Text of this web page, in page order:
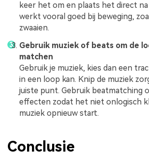
keer het om en plaats het direct
werkt vooral goed bij beweging,
zwaaien.
Gebruik muziek of beats om de
matchen
Gebruik je muziek, kies dan een
in een loop kan. Knip de muziek
juiste punt. Gebruik beatmatching
effecten zodat het niet onlogisch
muziek opnieuw start.
Conclusie